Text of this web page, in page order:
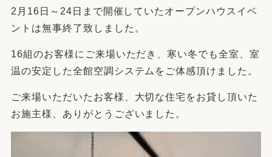
2月16日～24日まで開催していたオープンハウスイベ
ントは無事終了致しました。
16組のお客様にご来場いただき、寒い冬でも全室、室
温の安定した全館空調システムをご体感頂けました。
ご来場いただいたお客様、大切な住宅をお貸し頂いた
お施主様、ありがとうございました。